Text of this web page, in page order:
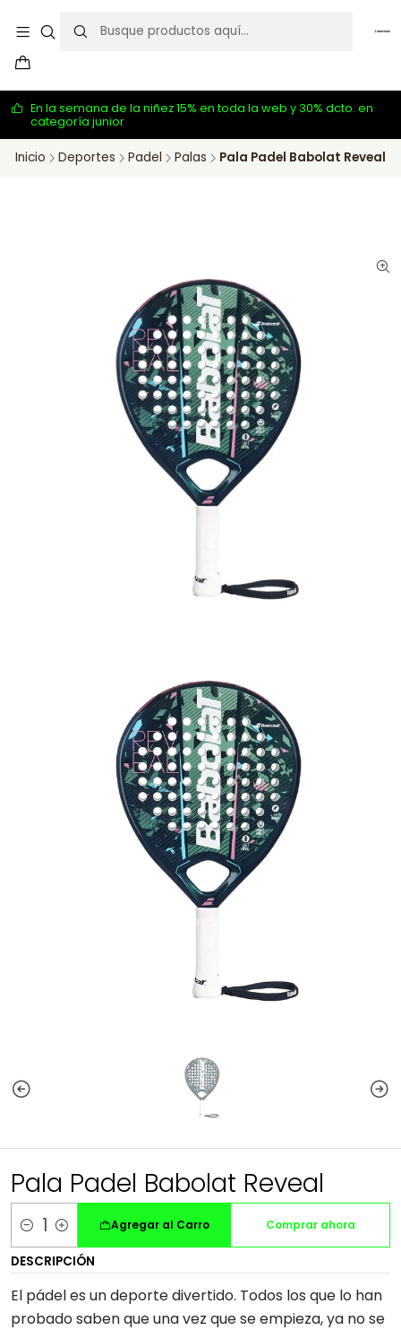
En la semana de la niñez 15% en toda la web y 30% dcto. en
categoría junior
Inicio Deportes Padel Palas Pala Padel Babolat Reveal
Pala Padel Babolat Reveal
Cantidad
Agregar al Carro Comprar ahora
DESCRIPCIÓN
El pádel es un deporte divertido. Todos los que lo han
probado saben que una vez que se empieza, ya no se